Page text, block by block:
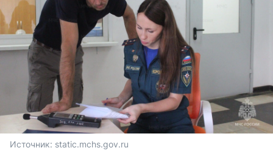
Источник: static.mchs.gov.ru